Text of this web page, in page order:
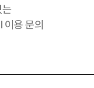
는
용 문의